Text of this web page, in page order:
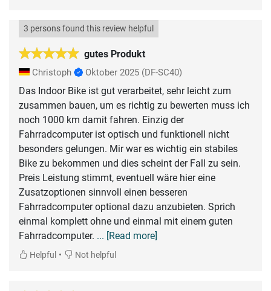
gutes Produkt
3 persons found this review helpful
Christoph Oktober 2025 (DF-SC40)
Das Indoor Bike ist gut verarbeitet, sehr leicht zum
zusammen bauen, um es richtig zu bewerten muss ich
noch 1000 km damit fahren. Einzig der
Fahrradcomputer ist optisch und funktionell nicht
besonders gelungen. Mir war es wichtig ein stabiles
Bike zu bekommen und dies scheint der Fall zu sein.
Preis Leistung stimmt, eventuell wäre hier eine
Zusatzoptionen sinnvoll einen besseren
Fahrradcomputer optional dazu anzubieten. Sprich
einmal komplett ohne und einmal mit einem guten
Fahrradcomputer. ... [Read more]
Helpful • Not helpful